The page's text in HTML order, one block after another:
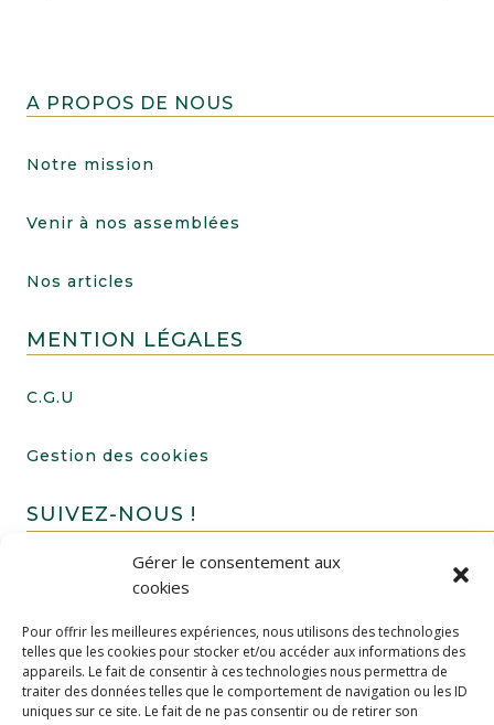
Gérer le consentement aux
cookies
Pour offrir les meilleures expériences, nous utilisons des technologies
telles que les cookies pour stocker et/ou accéder aux informations des
appareils. Le fait de consentir à ces technologies nous permettra de
traiter des données telles que le comportement de navigation ou les ID
uniques sur ce site. Le fait de ne pas consentir ou de retirer son
A PROPOS DE NOUS
Notre mission
Venir à nos assemblées
Nos articles
MENTION LÉGALES
C.G.U
Gestion des cookies
SUIVEZ-NOUS !